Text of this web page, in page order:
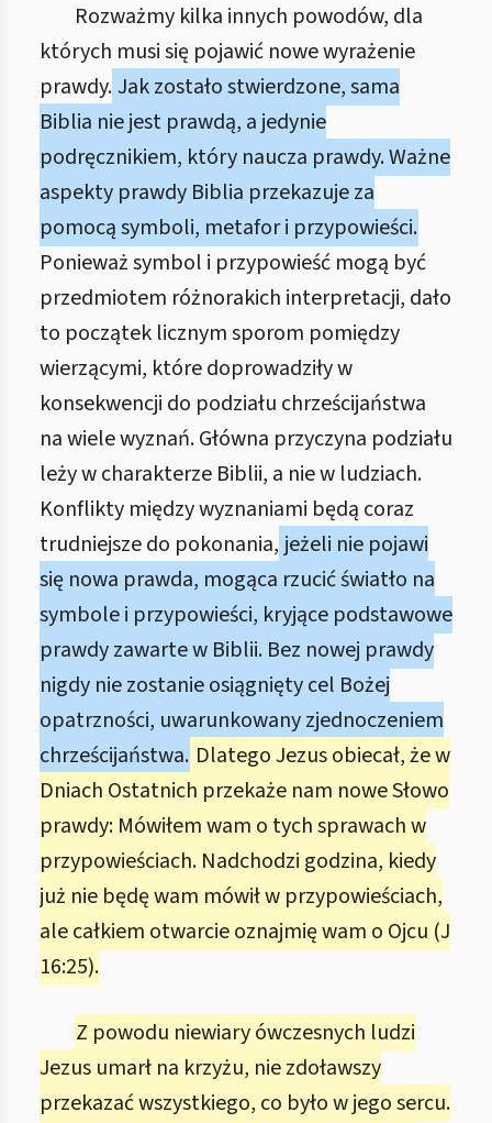
Rozważmy kilka innych powodów, dla
których musi się pojawić nowe wyrażenie
prawdy.Jak zostało stwierdzone, sama
Biblia nie jest prawdą, a jedynie
podręcznikiem, który naucza prawdy. Ważne
aspekty prawdy Biblia przekazuje za
pomocą symboli, metafor i przypowieści.
Ponieważ symbol i przypowieść mogą być
przedmiotem różnorakich interpretacji, dało
to początek licznym sporom pomiędzy
wierzącymi, które doprowadziły w
konsekwencji do podziału chrześcijaństwa
na wiele wyznań. Główna przyczyna podziału
leży w charakterze Biblii, a nie w ludziach.
Konflikty między wyznaniami będą coraz
trudniejsze do pokonania, jeżeli nie pojawi
się nowa prawda, mogąca rzucić światło na
symbole i przypowieści, kryjące podstawowe
prawdy zawarte w Biblii. Bez nowej prawdy
nigdy nie zostanie osiągnięty cel Bożej
opatrzności, uwarunkowany zjednoczeniem
chrześcijaństwa. Dlatego Jezus obiecał, że w
Dniach Ostatnich przekaże nam nowe Słowo
prawdy: Mówiłem wam o tych sprawach w
przypowieściach. Nadchodzi godzina, kiedy
już nie będę wam mówił w przypowieściach,
ale całkiem otwarcie oznajmię wam o Ojcu (J
16:25).
Z powodu niewiary ówczesnych ludzi
Jezus umarł na krzyżu, nie zdoławszy
przekazać wszystkiego, co było w jego sercu.